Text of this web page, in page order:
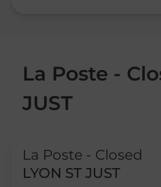
La Poste -
JUST
La Poste - Closed
LYON ST JUST